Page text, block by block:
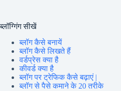
ब्लॉग्गिंग सीखें
ब्लॉग कैसे बनायें
ब्लॉग कैसे लिखते हैं
वर्डप्रेस क्या है
कीवर्ड क्या है
ब्लॉग पर ट्रेफिक कैसे बढ़ाएं |
ब्लॉग से पैसे कमाने के 20 तरीके